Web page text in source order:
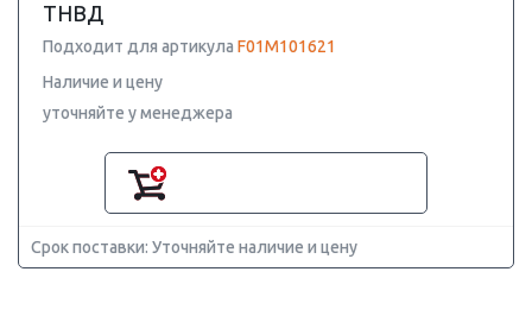
ТНВД
Подходит для артикула F01M101621
Наличие и цену
уточняйте у менеджера
Срок поставки: Уточняйте наличие и цену